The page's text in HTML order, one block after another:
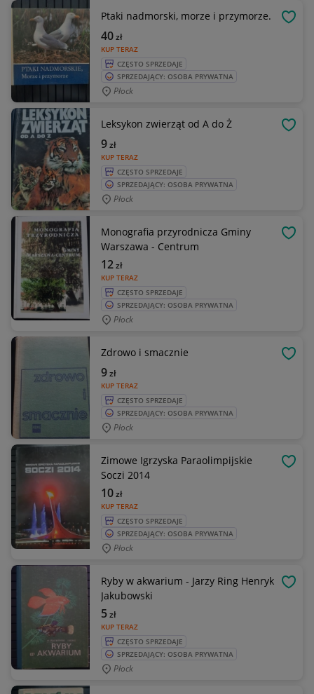
Ptaki nadmorski, morze i przymorze.
KUP TERAZ
40zł
CZĘSTO SPRZEDAJE
SPRZEDAJĄCY: OSOBA PRYWATNA
Płock
Leksykon zwierząt od A do Ż
KUP TERAZ
9zł
CZĘSTO SPRZEDAJE
SPRZEDAJĄCY: OSOBA PRYWATNA
Płock
Monografia przyrodnicza Gminy
Warszawa - Centrum
KUP TERAZ
12zł
CZĘSTO SPRZEDAJE
SPRZEDAJĄCY: OSOBA PRYWATNA
Płock
Zdrowo i smacznie
KUP TERAZ
9zł
CZĘSTO SPRZEDAJE
SPRZEDAJĄCY: OSOBA PRYWATNA
Płock
Zimowe Igrzyska Paraolimpijskie
Soczi 2014
KUP TERAZ
10zł
CZĘSTO SPRZEDAJE
SPRZEDAJĄCY: OSOBA PRYWATNA
Płock
Ryby w akwarium - Jarzy Ring Henryk
Jakubowski
KUP TERAZ
5zł
CZĘSTO SPRZEDAJE
SPRZEDAJĄCY: OSOBA PRYWATNA
Płock